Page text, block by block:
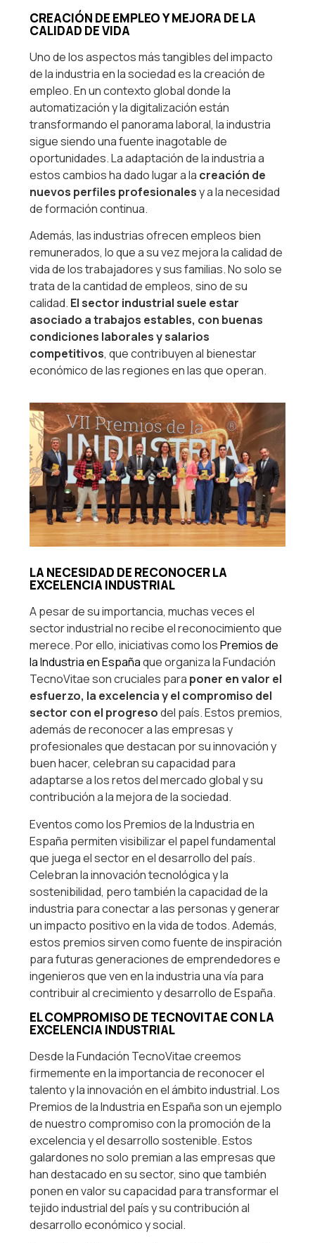
CREACIÓN DE EMPLEO Y MEJORA DE LA
CALIDAD DE VIDA
Uno de los aspectos más tangibles del impacto
de la industria en la sociedad es la creación de
empleo. En un contexto global donde la
automatización y la digitalización están
transformando el panorama laboral, la industria
sigue siendo una fuente inagotable de
oportunidades. La adaptación de la industria a
estos cambios ha dado lugar a la creación de
nuevos perfiles profesionalesy a la necesidad
de formación continua.
Además, las industrias ofrecen empleos bien
remunerados, lo que a su vez mejora la calidad de
vida de los trabajadores y sus familias. No solo se
trata de la cantidad de empleos, sino de su
calidad. El sector industrial suele estar
asociado a trabajos estables, con buenas
condiciones laborales y salarios
competitivos, que contribuyen al bienestar
económico de las regiones en las que operan.
LA NECESIDAD DE RECONOCER LA
EXCELENCIA INDUSTRIAL
A pesar de su importancia, muchas veces el
sector industrial no recibe el reconocimiento que
merece. Por ello, iniciativas como losPremios de
la Industria en Españaque organiza la Fundación
TecnoVitae son cruciales para poner en valor el
esfuerzo, la excelencia y el compromiso del
sector con el progresodel país. Estos premios,
además de reconocer a las empresas y
profesionales que destacan por su innovación y
buen hacer, celebran su capacidad para
adaptarse a los retos del mercado global y su
contribución a la mejora de la sociedad.
Eventos como los Premios de la Industria en
España permiten visibilizar el papel fundamental
que juega el sector en el desarrollo del país.
Celebran la innovación tecnológica y la
sostenibilidad, pero también la capacidad de la
industria para conectar a las personas y generar
un impacto positivo en la vida de todos. Además,
estos premios sirven como fuente de inspiración
para futuras generaciones de emprendedores e
ingenieros que ven en la industria una vía para
contribuir al crecimiento y desarrollo de España.
EL COMPROMISO DE TECNOVITAE CON LA
EXCELENCIA INDUSTRIAL
Desde la Fundación TecnoVitae creemos
firmemente en la importancia de reconocer el
talento y la innovación en el ámbito industrial. Los
Premios de la Industria en España son un ejemplo
de nuestro compromiso con la promoción de la
excelencia y el desarrollo sostenible. Estos
galardones no solo premian a las empresas que
han destacado en su sector, sino que también
ponen en valor su capacidad para transformar el
tejido industrial del país y su contribución al
desarrollo económico y social.